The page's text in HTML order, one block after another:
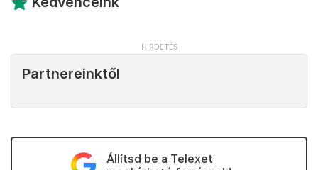
Partnereinktől
Állítsd be a Telexet